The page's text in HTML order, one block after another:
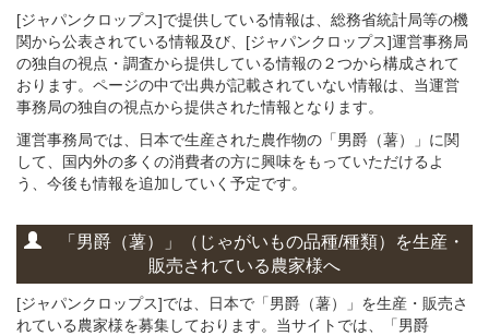
[ジャパンクロップス]で提供している情報は、総務省統計局等の機
関から公表されている情報及び、[ジャパンクロップス]運営事務局
の独自の視点・調査から提供している情報の２つから構成されて
おります。ページの中で出典が記載されていない情報は、当運営
事務局の独自の視点から提供された情報となります。
運営事務局では、日本で生産された農作物の「男爵（薯）」に関
して、国内外の多くの消費者の方に興味をもっていただけるよ
う、今後も情報を追加していく予定です。
「男爵（薯）」 （じゃがいもの品種/種類） を生産・
販売されている農家様へ
[ジャパンクロップス]では、日本で「男爵（薯）」を生産・販売さ
れている農家様を募集しております。当サイトでは、「男爵